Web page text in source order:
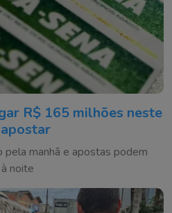
R$ 165 milhões neste
manhã e apostas podem
noite